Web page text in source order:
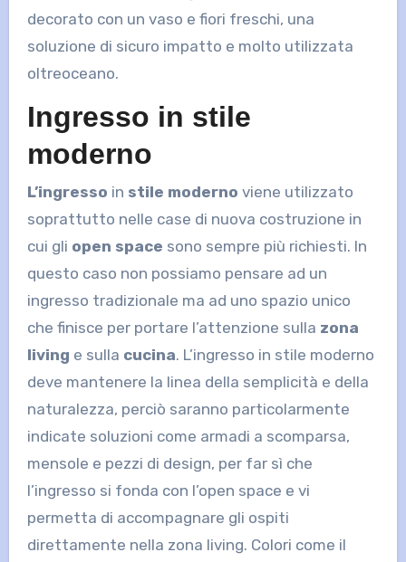
decorato con un vaso e fiori freschi, una
soluzione di sicuro impatto e molto utilizzata
oltreoceano.
Ingresso in stile
moderno
L’ingresso in stile moderno viene utilizzato
soprattutto nelle case di nuova costruzione in
cui gli open space sono sempre più richiesti. In
questo caso non possiamo pensare ad un
ingresso tradizionale ma ad uno spazio unico
che finisce per portare l’attenzione sulla zona
living e sulla cucina. L’ingresso in stile moderno
deve mantenere la linea della semplicità e della
naturalezza, perciò saranno particolarmente
indicate soluzioni come armadi a scomparsa,
mensole e pezzi di design, per far sì che
l’ingresso si fonda con l’open space e vi
permetta di accompagnare gli ospiti
direttamente nella zona living. Colori come il